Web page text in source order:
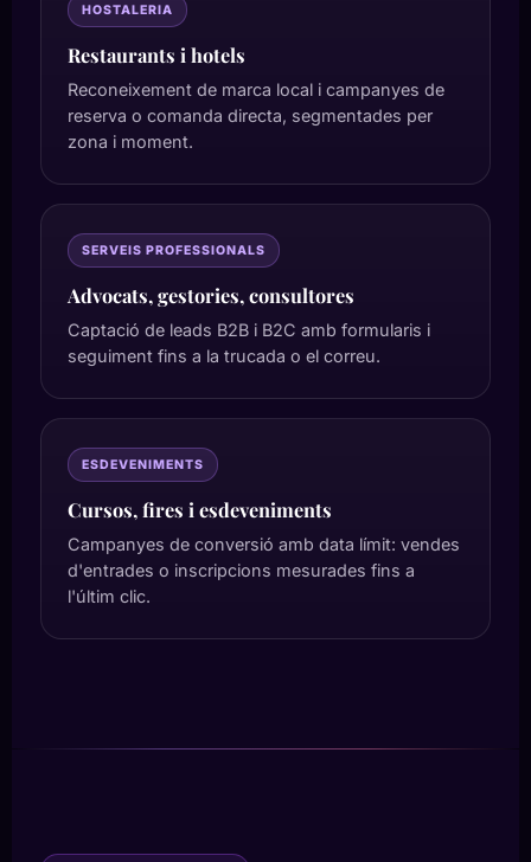
HOSTALERIA
Restaurants i hotels
Reconeixement de marca local i campanyes de
reserva o comanda directa, segmentades per
zona i moment.
SERVEIS PROFESSIONALS
Advocats, gestories, consultores
Captació de leads B2B i B2C amb formularis i
seguiment fins a la trucada o el correu.
ESDEVENIMENTS
Cursos, fires i esdeveniments
Campanyes de conversió amb data límit: vendes
d'entrades o inscripcions mesurades fins a
l'últim clic.